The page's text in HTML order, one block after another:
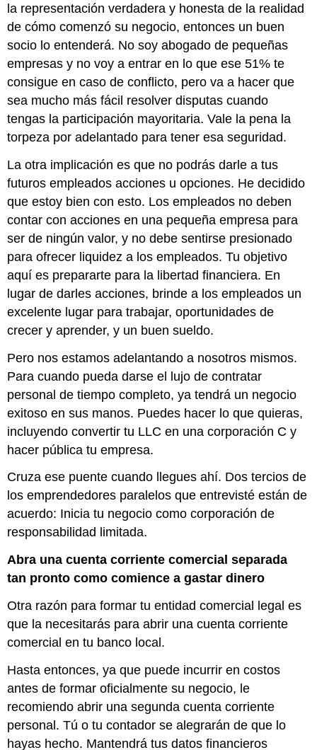
la representación verdadera y honesta de la realidad
de cómo comenzó su negocio, entonces un buen
socio lo entenderá. No soy abogado de pequeñas
empresas y no voy a entrar en lo que ese 51% te
consigue en caso de conflicto, pero va a hacer que
sea mucho más fácil resolver disputas cuando
tengas la participación mayoritaria. Vale la pena la
torpeza por adelantado para tener esa seguridad.
La otra implicación es que no podrás darle a tus
futuros empleados acciones u opciones. He decidido
que estoy bien con esto. Los empleados no deben
contar con acciones en una pequeña empresa para
ser de ningún valor, y no debe sentirse presionado
para ofrecer liquidez a los empleados. Tu objetivo
aquí es prepararte para la libertad financiera. En
lugar de darles acciones, brinde a los empleados un
excelente lugar para trabajar, oportunidades de
crecer y aprender, y un buen sueldo.
Pero nos estamos adelantando a nosotros mismos.
Para cuando pueda darse el lujo de contratar
personal de tiempo completo, ya tendrá un negocio
exitoso en sus manos. Puedes hacer lo que quieras,
incluyendo convertir tu LLC en una corporación C y
hacer pública tu empresa.
Cruza ese puente cuando llegues ahí. Dos tercios de
los emprendedores paralelos que entrevisté están de
acuerdo: Inicia tu negocio como corporación de
responsabilidad limitada.
Abra una cuenta corriente comercial separada
tan pronto como comience a gastar dinero
Otra razón para formar tu entidad comercial legal es
que la necesitarás para abrir una cuenta corriente
comercial en tu banco local.
Hasta entonces, ya que puede incurrir en costos
antes de formar oficialmente su negocio, le
recomiendo abrir una segunda cuenta corriente
personal. Tú o tu contador se alegrarán de que lo
hayas hecho. Mantendrá tus datos financieros